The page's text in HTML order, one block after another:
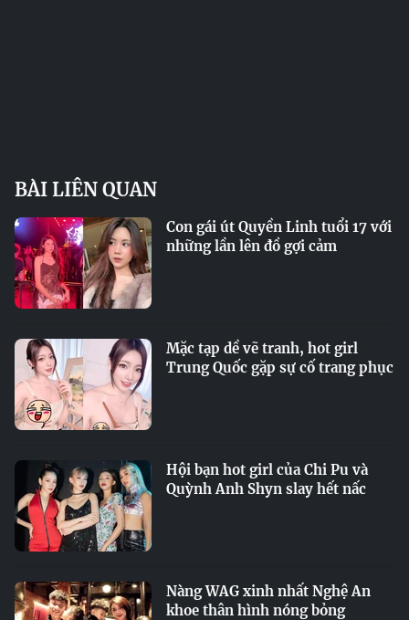
BÀI LIÊN QUAN
Con gái út Quyền Linh tuổi 17 với
những lần lên đồ gợi cảm
Mặc tạp dề vẽ tranh, hot girl
Trung Quốc gặp sự cố trang phục
Hội bạn hot girl của Chi Pu và
Quỳnh Anh Shyn slay hết nấc
Nàng WAG xinh nhất Nghệ An
khoe thân hình nóng bỏng